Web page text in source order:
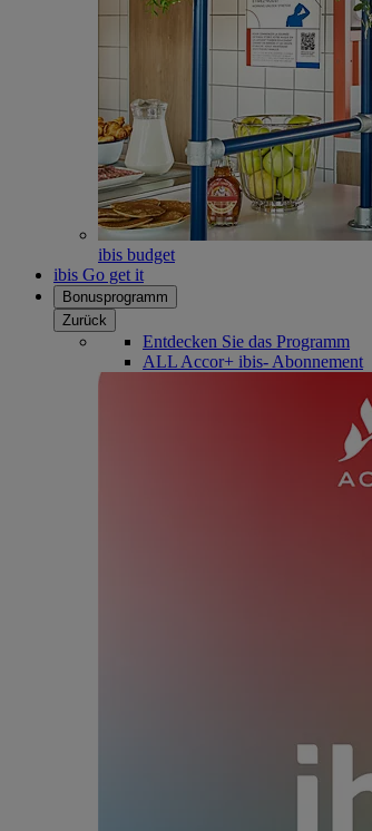
ibis budget
ibis Go get it
Bonusprogramm
Zurück
Entdecken Sie das Programm
ALL Accor+ ibis- Abonnement